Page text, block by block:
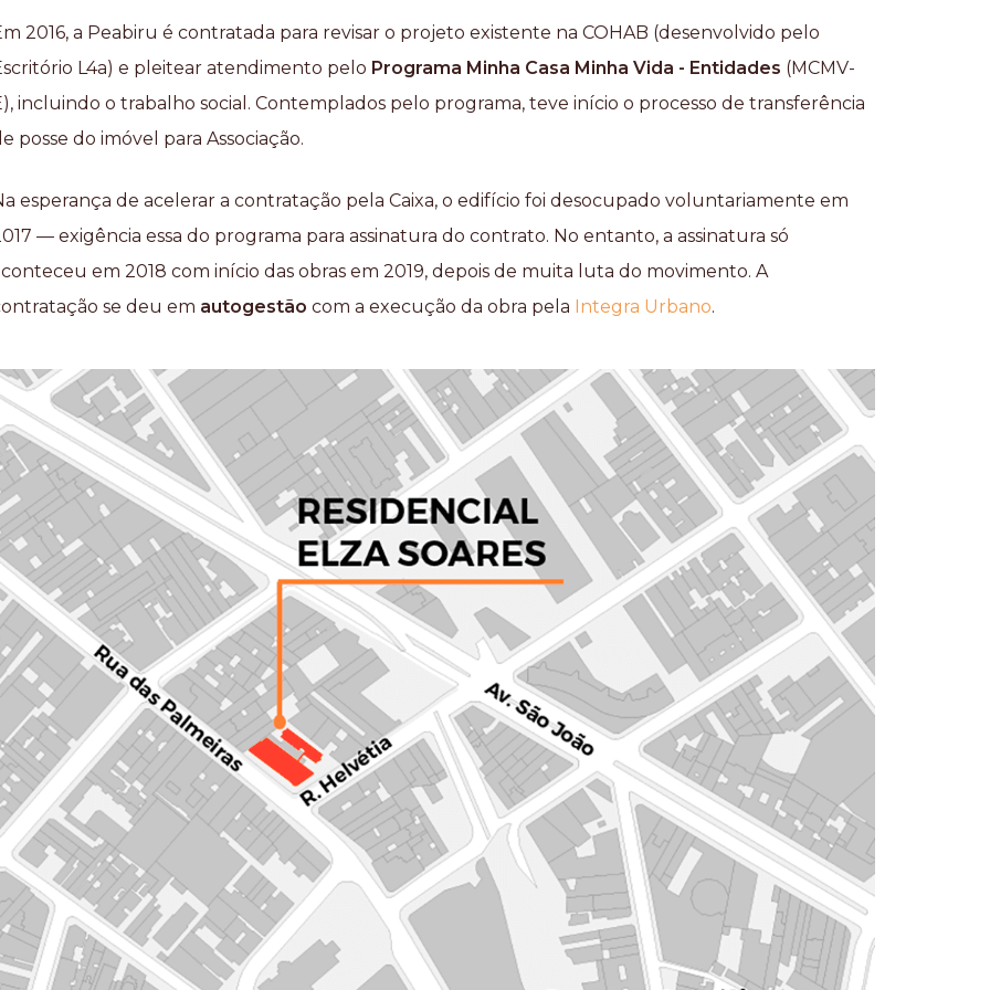
2016, a Peabiru é contratada para revisar o projeto existente na COHAB (desenvolvido pelo
L4a) e pleitear atendimento pelo Programa Minha Casa Minha Vida - Entidades (MCMV-
incluindo o trabalho social. Contemplados pelo programa, teve início o processo de transferência
posse do imóvel para Associação.
esperança de acelerar a contratação pela Caixa, o edifício foi desocupado voluntariamente em
— exigência essa do programa para assinatura do contrato. No entanto, a assinatura só
em 2018 com início das obras em 2019, depois de muita luta do movimento. A
se deu em autogestão com a execução da obra pela Integra Urbano.